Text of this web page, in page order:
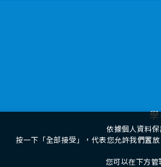
學
依據個人資料
按一下「全部接受」，代表您允許我們置
您可以在下方